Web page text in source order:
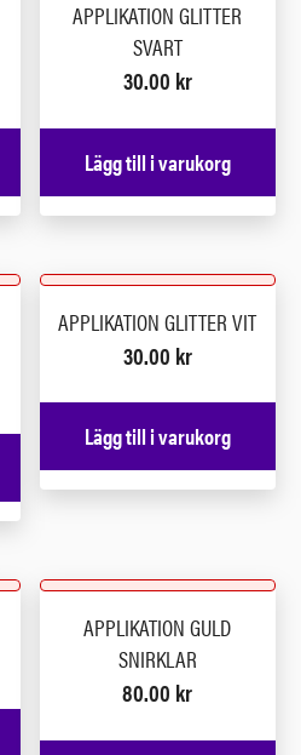
APPLIKATION GLITTER
SVART
30.00 kr
Lägg till i varukorg
APPLIKATION GLITTER VIT
30.00 kr
Lägg till i varukorg
APPLIKATION GULD
SNIRKLAR
80.00 kr